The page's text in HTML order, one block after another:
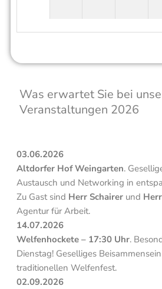
Was erwartet Sie bei
Veranstaltungen 2026
03.06.2026
Altdorfer Hof Weingarten.
Austausch und Networking in
Zu Gast sind Herr Schairerund
Agentur für Arbeit.
14.07.2026
Welfenhockete – 17:30 Uhr.
Dienstag! Geselliges
traditionellen Welfenfest.
02.09.2026